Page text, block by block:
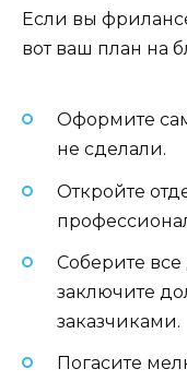
Если вы
вот ваш план на
Оформите
не сделали.
Откройте
Соберите
заключите
заказчиками.
Погасите